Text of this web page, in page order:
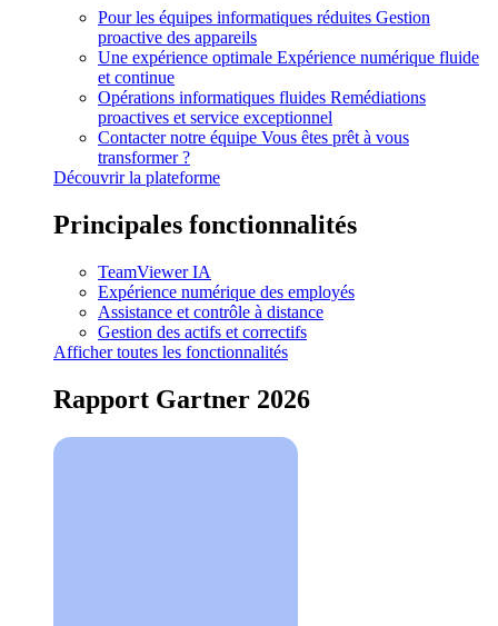
Pour les équipes informatiques réduites Gestion
proactive des appareils
Une expérience optimale Expérience numérique fluide
et continue
Opérations informatiques fluides Remédiations
proactives et service exceptionnel
Contacter notre équipe Vous êtes prêt à vous
transformer ?
Découvrir la plateforme
Principales fonctionnalités
TeamViewer IA
Expérience numérique des employés
Assistance et contrôle à distance
Gestion des actifs et correctifs
Afficher toutes les fonctionnalités
Rapport Gartner 2026